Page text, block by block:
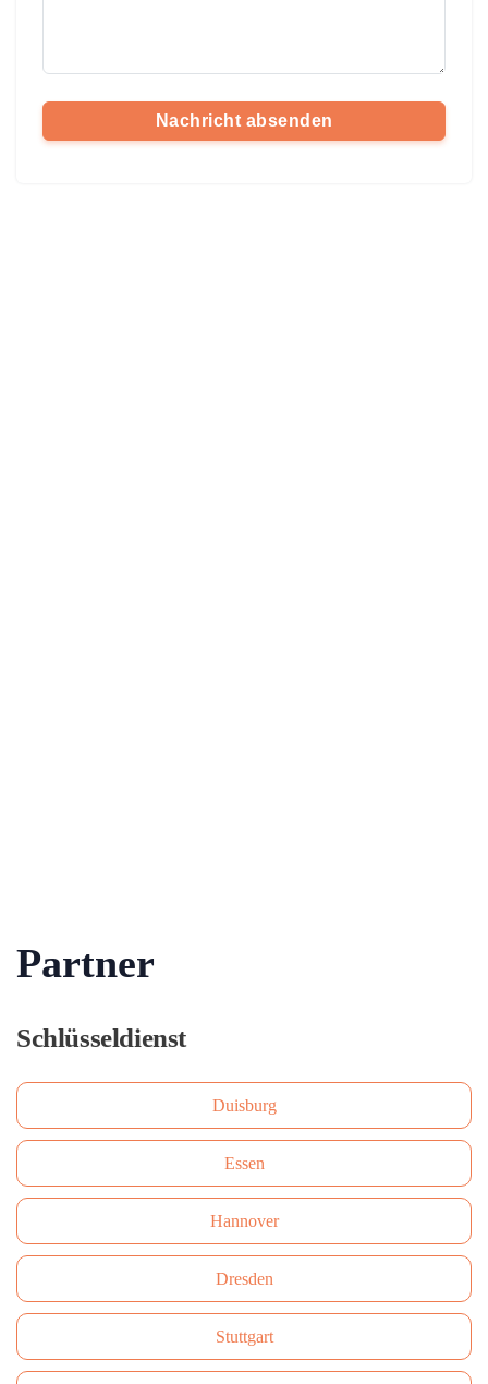
Nachricht absenden
Partner
Schlüsseldienst
Duisburg
Essen
Hannover
Dresden
Stuttgart